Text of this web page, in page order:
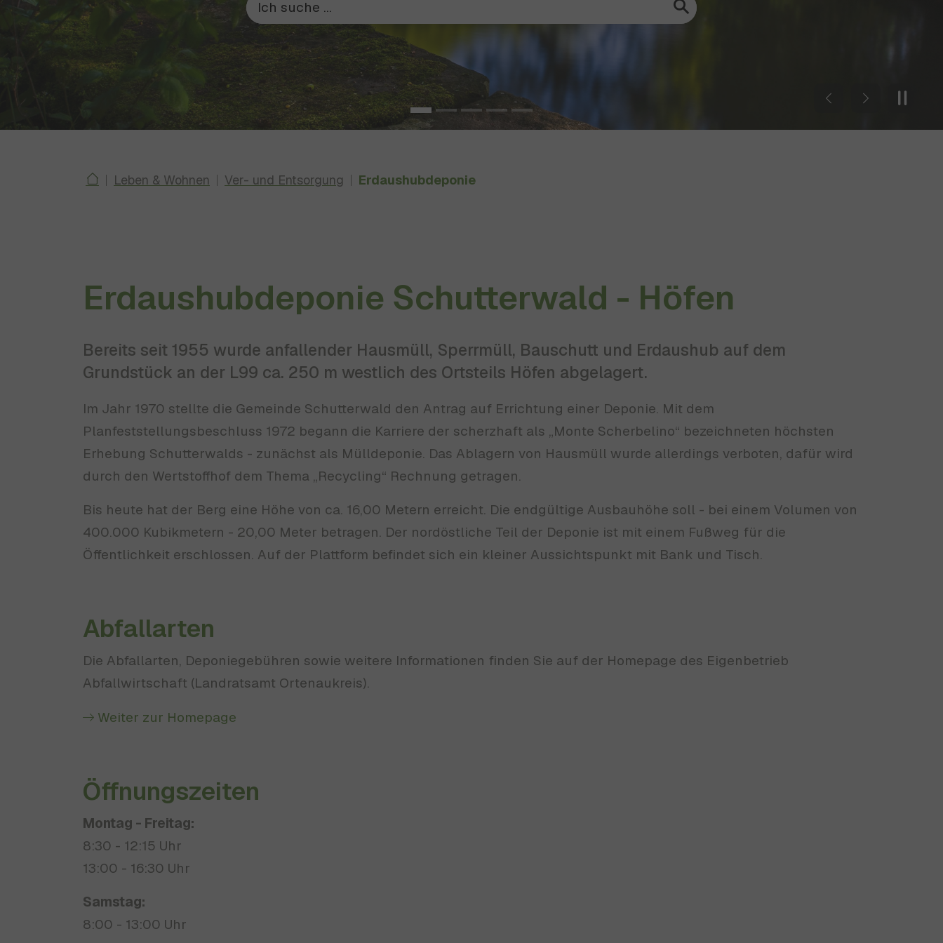
Langhurst
Rathaus2
PreviousNext
Leben & Wohnen Ver- und Entsorgung Erdaushubdeponie
Erdaushubdeponie Schutterwald - Höfen
Bereits seit 1955 wurde anfallender Hausmüll, Sperrmüll, Bauschutt und Erdaushub auf dem
Grundstück an der L99 ca. 250 m westlich des Ortsteils Höfen abgelagert.
Im Jahr 1970 stellte die Gemeinde Schutterwald den Antrag auf Errichtung einer Deponie. Mit dem
Planfeststellungsbeschluss 1972 begann die Karriere der scherzhaft als „Monte Scherbelino“ bezeichneten höchsten
Erhebung Schutterwalds - zunächst als Mülldeponie. Das Ablagern von Hausmüll wurde allerdings verboten, dafür wird
durch den Wertstoffhof dem Thema „Recycling“ Rechnung getragen.
Bis heute hat der Berg eine Höhe von ca. 16,00 Metern erreicht. Die endgültige Ausbauhöhe soll - bei einem Volumen von
400.000 Kubikmetern - 20,00 Meter betragen. Der nordöstliche Teil der Deponie ist mit einem Fußweg für die
Öffentlichkeit erschlossen. Auf der Plattform befindet sich ein kleiner Aussichtspunkt mit Bank und Tisch.
Abfallarten
Die Abfallarten, Deponiegebühren sowie weitere Informationen finden Sie auf der Homepage des Eigenbetrieb
Abfallwirtschaft (Landratsamt Ortenaukreis).
Weiter zur Homepage
Öffnungszeiten
Montag - Freitag:
8:30 - 12:15 Uhr
13:00 - 16:30 Uhr
Samstag:
8:00 - 13:00 Uhr